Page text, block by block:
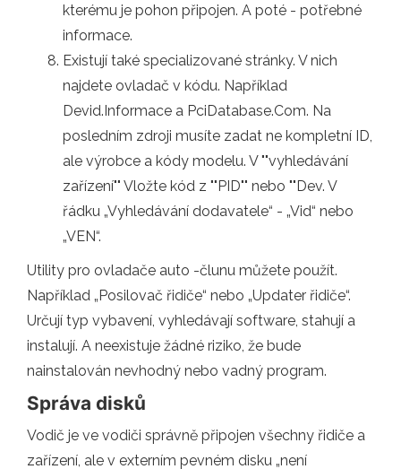
kterému je pohon připojen. A poté - potřebné
informace.
Existují také specializované stránky. V nich
najdete ovladač v kódu. Například
Devid.Informace a PciDatabase.Com. Na
posledním zdroji musíte zadat ne kompletní ID,
ale výrobce a kódy modelu. V ""vyhledávání
zařízení"" Vložte kód z ""PID"" nebo ""Dev. V
řádku „Vyhledávání dodavatele“ - „Vid“ nebo
„VEN“.
Utility pro ovladače auto -člunu můžete použít.
Například „Posilovač řidiče“ nebo „Updater řidiče“.
Určují typ vybavení, vyhledávají software, stahují a
instalují. A neexistuje žádné riziko, že bude
nainstalován nevhodný nebo vadný program.
Správa disků
Vodič je ve vodiči správně připojen všechny řidiče a
zařízení, ale v externím pevném disku „není